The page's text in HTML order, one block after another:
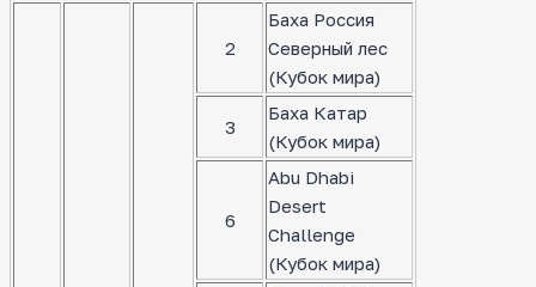
2
Баха Россия
Северный лес
(Кубок мира)
3
Баха Катар
(Кубок мира)
6
Abu Dhabi
Desert
Challenge
(Кубок мира)